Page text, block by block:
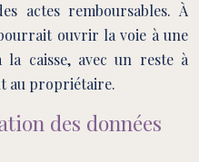
actes remboursables. À
ouvrir la voie à une
caisse, avec un reste à
au propriétaire.
des données